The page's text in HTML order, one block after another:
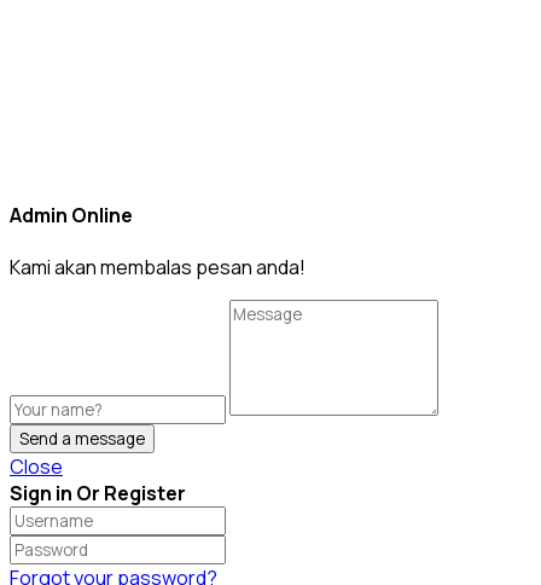
Admin Online
Kami akan membalas pesan anda!
Send a message
Close
Sign in Or Register
Forgot your password?